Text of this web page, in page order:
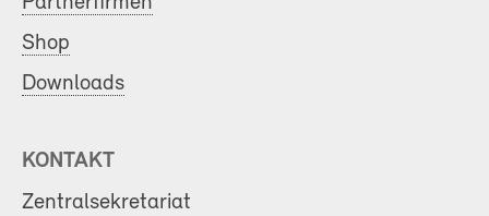
Shop
Downloads
KONTAKT
Zentralsekretariat